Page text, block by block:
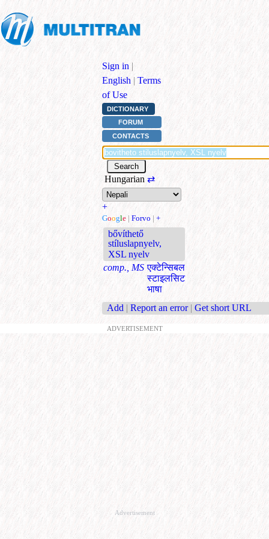
Sign in |
English | Terms
of Use
DICTIONARY
FORUM
CONTACTS
Hungarian ⇄
+
Google | Forvo | +
bővíthető
stíluslapnyelv,
XSL nyelv
comp., MS एक्टेन्सिबल
स्टाइलसिट
भाषा
Add | Report an error | Get short URL
ADVERTISEMENT
Advertisement